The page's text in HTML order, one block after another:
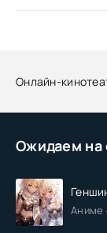
Ожидаем на
Аниме
Онлайн-